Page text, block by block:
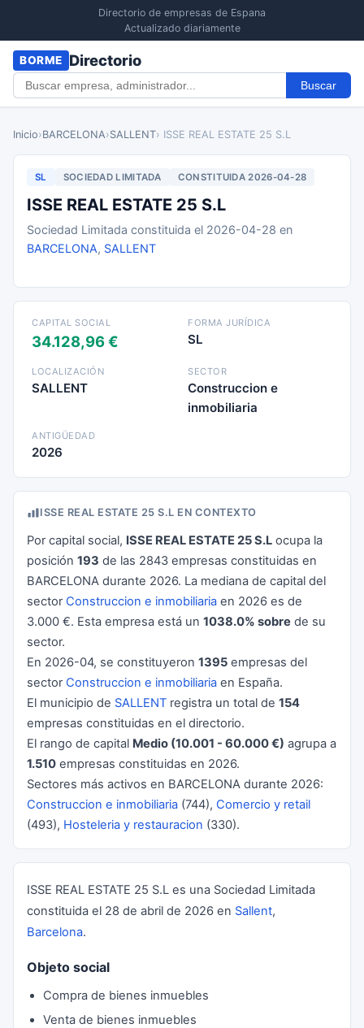
Directorio de empresas de Espana
Actualizado diariamente
BORME Directorio
Buscar
Inicio›BARCELONA›SALLENT› ISSE REAL ESTATE 25 S.L
SL SOCIEDAD LIMITADA CONSTITUIDA 2026-04-28
ISSE REAL ESTATE 25 S.L
Sociedad Limitada constituida el 2026-04-28 en
BARCELONA, SALLENT
CAPITAL SOCIAL
34.128,96 €
FORMA JURÍDICA
SL
LOCALIZACIÓN
SALLENT
SECTOR
Construccion e
inmobiliaria
ANTIGÜEDAD
2026
ISSE REAL ESTATE 25 S.L EN CONTEXTO
Por capital social, ISSE REAL ESTATE 25 S.L ocupa la
posición 193 de las 2843 empresas constituidas en
BARCELONA durante 2026. La mediana de capital del
sector Construccion e inmobiliaria en 2026 es de
3.000 €. Esta empresa está un 1038.0% sobre de su
sector.
En 2026-04, se constituyeron 1395 empresas del
sector Construccion e inmobiliaria en España.
El municipio de SALLENT registra un total de 154
empresas constituidas en el directorio.
El rango de capital Medio (10.001 - 60.000 €) agrupa a
1.510 empresas constituidas en 2026.
Sectores más activos en BARCELONA durante 2026:
Construccion e inmobiliaria (744), Comercio y retail
(493), Hosteleria y restauracion (330).
ISSE REAL ESTATE 25 S.L es una Sociedad Limitada
constituida el 28 de abril de 2026 en Sallent,
Barcelona.
Objeto social
Compra de bienes inmuebles
Venta de bienes inmuebles